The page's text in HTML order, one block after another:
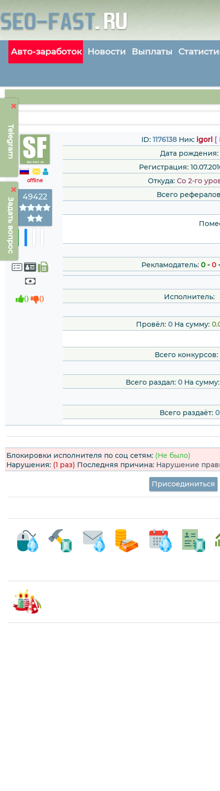
Telegram
Задать вопрос
Авто-заработок Новости Выплаты
offline
49422
0 0
ID: 1176138Ник: igorl [
Дата рождения:
Регистрация:
Откуда: Со 2-го
Всего
Рекламодатель: 0-0
Исполнитель:
Провёл: 0На сумму:
Всего конкурсов:
Всего раздал: 0На
Всего раздаёт: 0
Блокировки исполнителя по соц сетям: (Не было)
Нарушения: (1 раз) Последняя причина: Нарушение
Присоединиться